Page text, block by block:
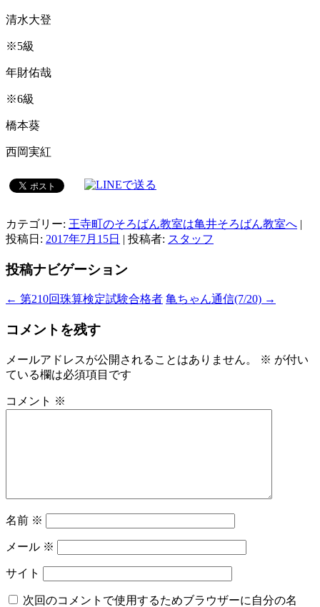
清水大登
※5級
年財佑哉
※6級
橋本葵
西岡実紅
カテゴリー: 王寺町のそろばん教室は亀井そろばん教室へ |
投稿日: 2017年7月15日 | 投稿者: スタッフ
投稿ナビゲーション
← 第210回珠算検定試験合格者 亀ちゃん通信(7/20) →
コメントを残す
メールアドレスが公開されることはありません。 ※ が付い
ている欄は必須項目です
コメント ※
名前 ※
メール ※
サイト
次回のコメントで使用するためブラウザーに自分の名